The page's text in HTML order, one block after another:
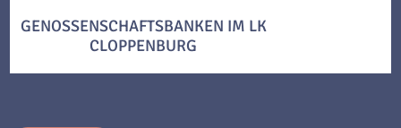
GENOSSENSCHAFTSBANKEN IM LK
CLOPPENBURG